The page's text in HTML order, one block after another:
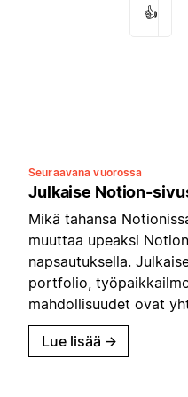
👍
Seuraavana vuorossa
Julkaise Notion-
Mikä tahansa
muuttaa upeaksi
napsautuksella.
portfolio,
mahdollisuudet ovat
Lue lisää →